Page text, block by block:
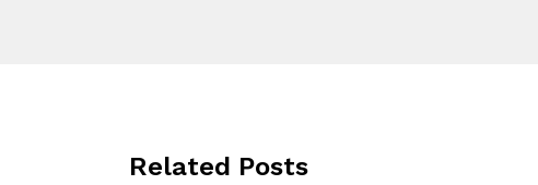
Related Posts